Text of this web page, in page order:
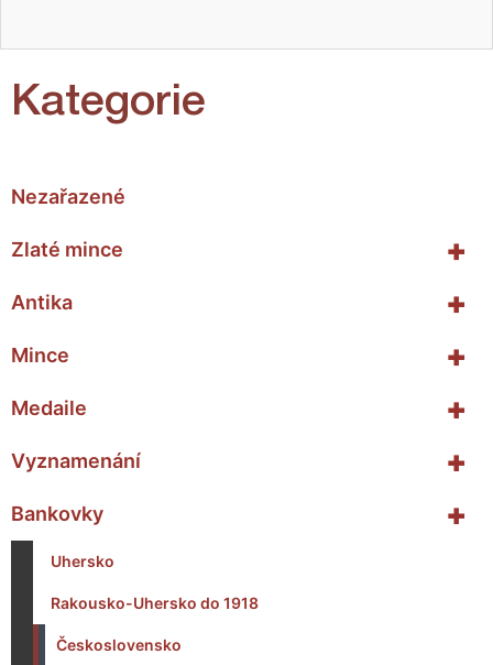
Kategorie
Nezařazené
+
Zlaté mince
+
Antika
+
Mince
+
Medaile
+
Vyznamenání
+
Bankovky
Uhersko
Rakousko-Uhersko do 1918
Československo